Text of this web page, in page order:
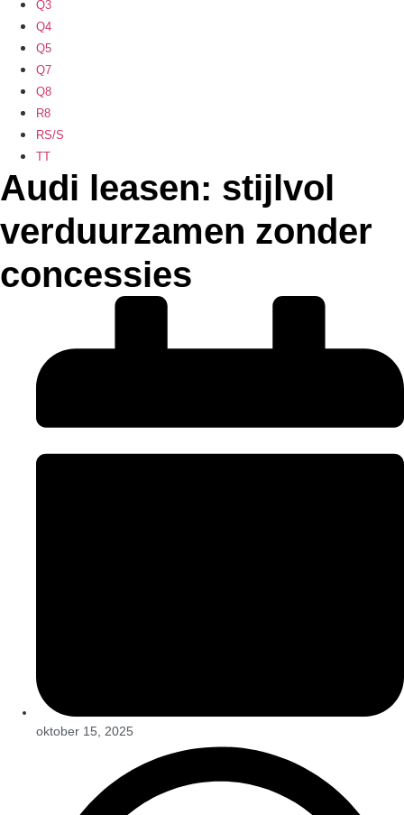
Q3
Q4
Q5
Q7
Q8
R8
RS/S
TT
Audi leasen: stijlvol
verduurzamen zonder
concessies
oktober 15, 2025